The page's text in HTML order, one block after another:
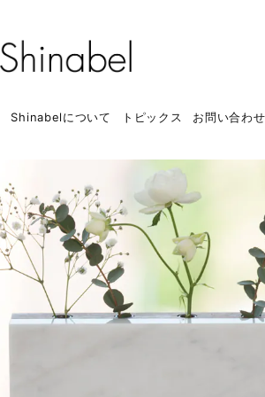
Shinabelについて トピックス お問い合わせ